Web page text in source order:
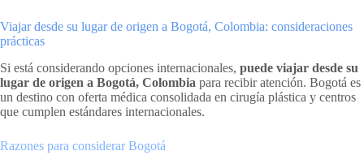
Viajar desde su lugar de origen a Bogotá, Colombia: consideraciones
prácticas
Si está considerando opciones internacionales, puede viajar desde su
lugar de origen a Bogotá, Colombia para recibir atención. Bogotá es
un destino con oferta médica consolidada en cirugía plástica y centros
que cumplen estándares internacionales.
Razones para considerar Bogotá